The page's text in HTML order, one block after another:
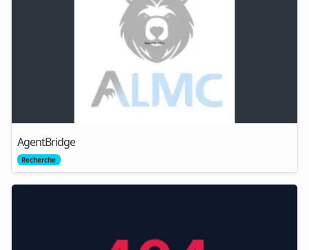
AgentBridge
Recherche